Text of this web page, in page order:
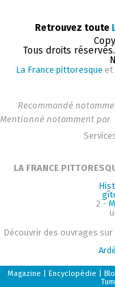
Retrouvez toute
Tous droits
La France pittoresque et
Recommandé
Mentionné notamment par
LA FRANCE
2 -
Découvrir des ouvrages
Magazine Encyclopédie